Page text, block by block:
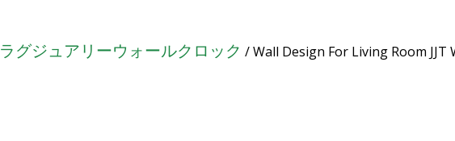
ラグジュアリーウォールクロック / Wall Design For Living Room JJT